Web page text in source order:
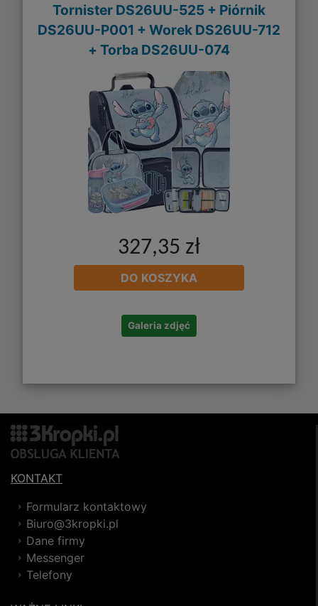
Tornister DS26UU-525 + Piórnik
DS26UU-P001 + Worek DS26UU-712
+ Torba DS26UU-074
327,35 zł
DO KOSZYKA
Galeria zdjęć
KONTAKT
Formularz kontaktowy
Biuro@3kropki.pl
Dane firmy
Messenger
Telefony